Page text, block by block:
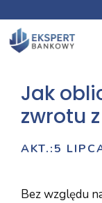
treści
Jak
zwrotu
AKT.:5
Bez względu